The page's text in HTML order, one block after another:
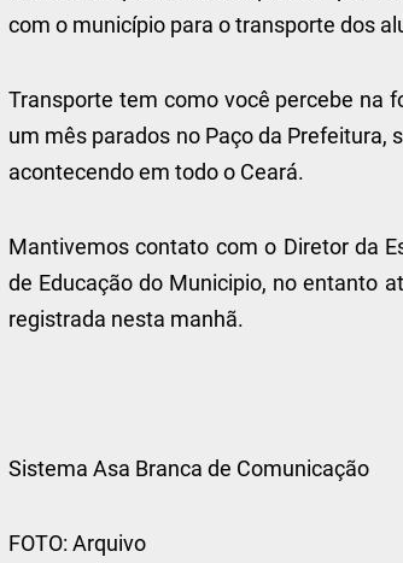
com o município para o transporte dos
Transporte tem como você percebe na
um mês parados no Paço da
acontecendo em todo o Ceará.
Mantivemos contato com o Diretor da
de Educação do Municipio, no entanto
registrada nesta manhã.
Sistema Asa Branca de Comunicação
FOTO: Arquivo